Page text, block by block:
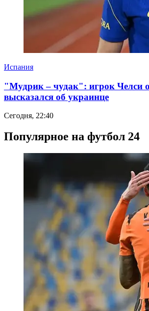
Испания
"Мудрик – чудак": игрок Челси
высказался об украинце
Сегодня, 22:40
Популярное на футбол 24